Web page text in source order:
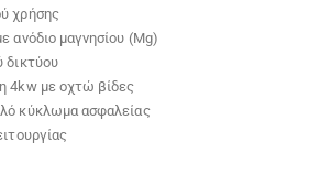
χρήσης
ανόδιο μαγνησίου (Mg)
δικτύου
4kw με οχτώ βίδες
κύκλωμα ασφαλείας